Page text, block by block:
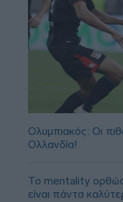
Ολυμπιακός: Οι
Ολλανδία!
Το mentality ορθώς
είναι πάντα